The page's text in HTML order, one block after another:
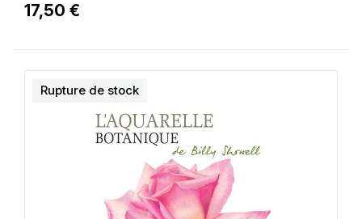
17,50 €
Rupture de stock